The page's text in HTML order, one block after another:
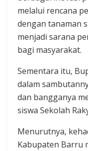
melalui rencana
dengan tanaman
menjadi sarana
bagi masyarakat.
Sementara itu,
dalam
dan bangganya
siswa Sekolah
Menurutnya,
Kabupaten Barru